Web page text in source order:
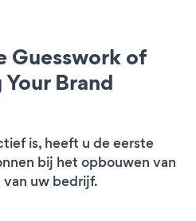
Guesswork of
Brand
is, heeft u de eerste
bij het opbouwen van
uw bedrijf.